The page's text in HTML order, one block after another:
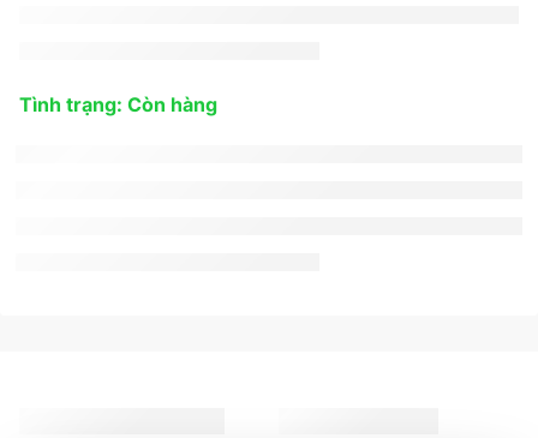
Tình trạng: Còn hàng